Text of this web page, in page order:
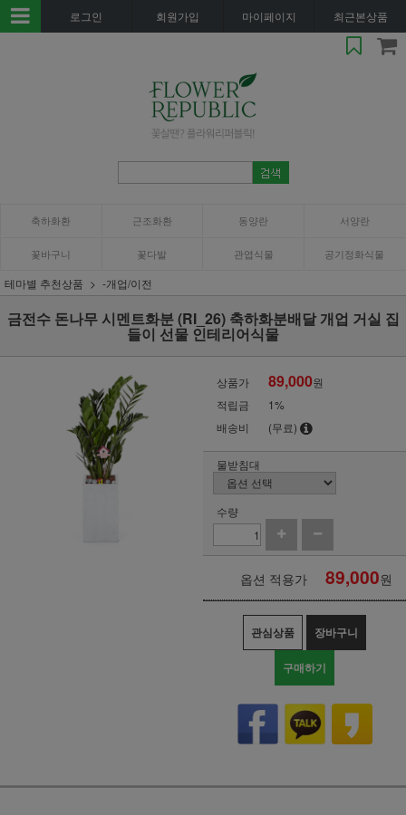
로그인 회원가입 마이페이지 최근본상품
축하화환 근조화환 동양란 서양란
꽃바구니 꽃다발 관엽식물 공기정화식물
테마별 추천상품 -개업/이전
금전수 돈나무 시멘트화분 (RI_26) 축하화분배달 개업 거실 집
들이 선물 인테리어식물
상품가 89,000원
적립금
1%
배송비
(무료)
물받침대
수량
옵션 적용가 89,000원
관심상품 장바구니
구매하기